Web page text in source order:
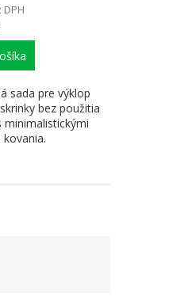
DPH
sada pre výklop
bez použitia
minimalistickými